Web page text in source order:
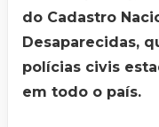
do Cadastro
Desaparecidas,
polícias civis
em todo o país.